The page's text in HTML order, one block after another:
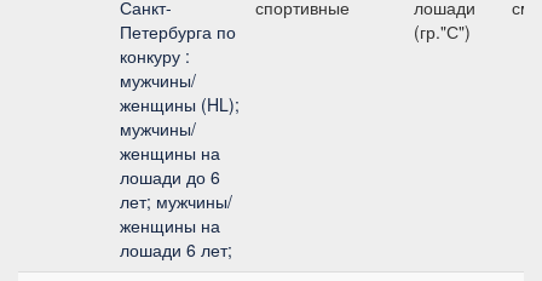
Санкт-
Петербурга по
конкуру :
мужчины/
женщины (HL);
мужчины/
женщины на
лошади до 6
лет; мужчины/
женщины на
лошади 6 лет;
спортивные
лошади
(гр."С")
см